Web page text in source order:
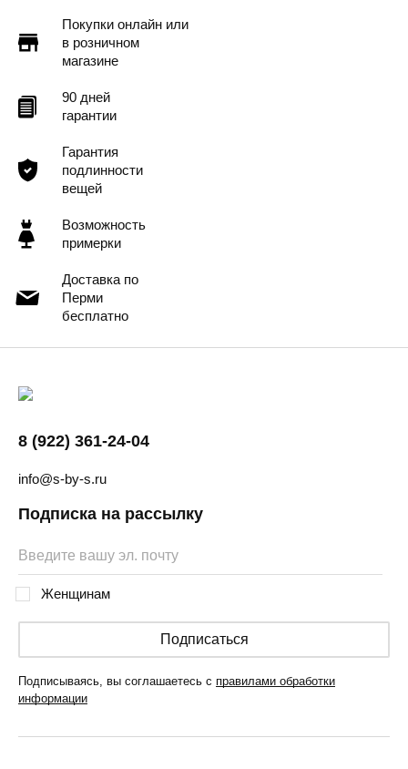
Покупки онлайн или
в розничном
магазине
90 дней
гарантии
Гарантия
подлинности
вещей
Возможность
примерки
Доставка по
Перми
бесплатно
8 (922) 361-24-04
info@s-by-s.ru
Подписка на рассылку
Женщинам
Подписаться
Подписываясь, вы соглашаетесь с правилами обработки
информации